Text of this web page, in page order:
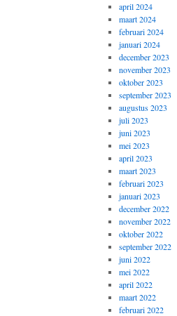
april 2024
maart 2024
februari 2024
januari 2024
december 2023
november 2023
oktober 2023
september 2023
augustus 2023
juli 2023
juni 2023
mei 2023
april 2023
maart 2023
februari 2023
januari 2023
december 2022
november 2022
oktober 2022
september 2022
juni 2022
mei 2022
april 2022
maart 2022
februari 2022